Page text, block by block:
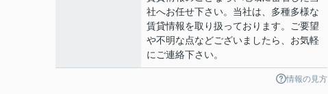
社へお任せ下さい。当社は、多種多様な
賃貸情報を取り扱っております。ご要望
や不明な点などございましたら、お気軽
にご連絡下さい。
情報の見方